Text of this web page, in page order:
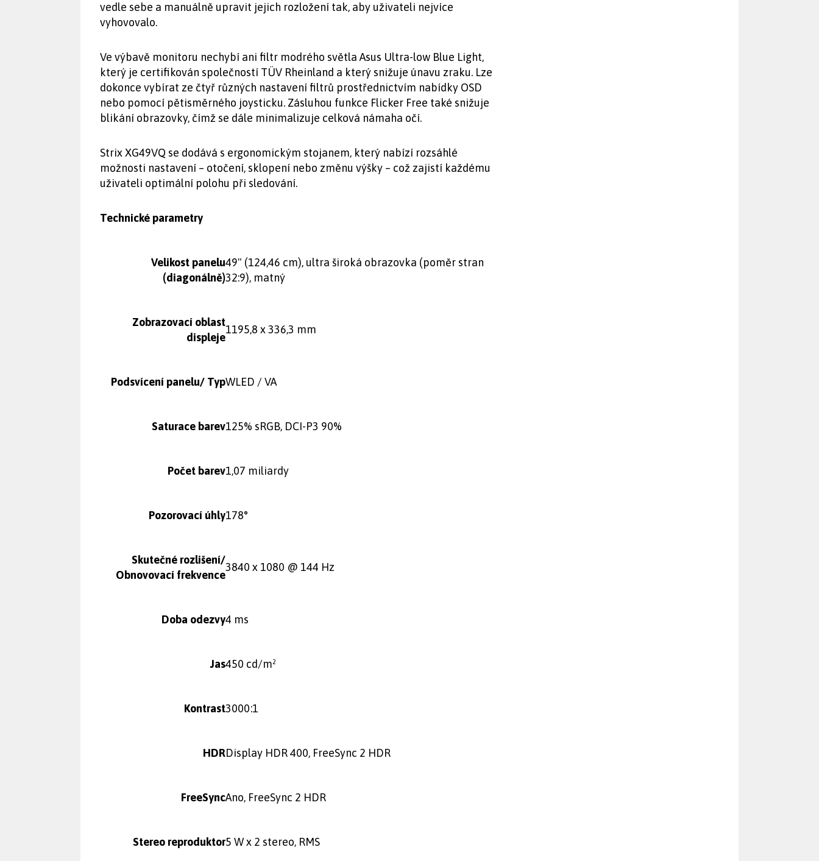
vedle sebe a manuálně upravit jejich rozložení tak, aby uživateli nejvíce
vyhovovalo.
Ve výbavě monitoru nechybí ani filtr modrého světla Asus Ultra-low Blue Light,
který je certifikován společností TÜV Rheinland a který snižuje únavu zraku. Lze
dokonce vybírat ze čtyř různých nastavení filtrů prostřednictvím nabídky OSD
nebo pomocí pětisměrného joysticku. Zásluhou funkce Flicker Free také snižuje
blikání obrazovky, čímž se dále minimalizuje celková námaha očí.
Strix XG49VQ se dodává s ergonomickým stojanem, který nabízí rozsáhlé
možnosti nastavení – otočení, sklopení nebo změnu výšky – což zajistí každému
uživateli optimální polohu při sledování.
Technické parametry
Velikost panelu
(diagonálně)
49" (124,46 cm), ultra široká obrazovka (poměr stran
32:9), matný
Zobrazovací oblast
displeje
1195,8 x 336,3 mm
Podsvícení panelu/ TypWLED / VA
Saturace barev125% sRGB, DCI-P3 90%
Počet barev1,07 miliardy
Pozorovací úhly178°
Skutečné rozlišení/
Obnovovací frekvence
3840 x 1080 @ 144 Hz
Doba odezvy4 ms
Jas450 cd/m²
Kontrast3000:1
HDRDisplay HDR 400, FreeSync 2 HDR
FreeSyncAno, FreeSync 2 HDR
Stereo reproduktor5 W x 2 stereo, RMS